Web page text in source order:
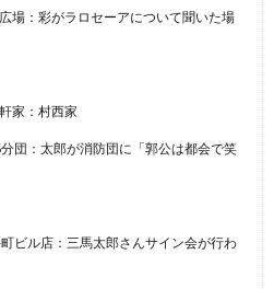
場：彩がラロセーアについて聞いた場
家：村西家
団：太郎が消防団に「郭公は都会で笑
ビル店：三馬太郎さんサイン会が行わ